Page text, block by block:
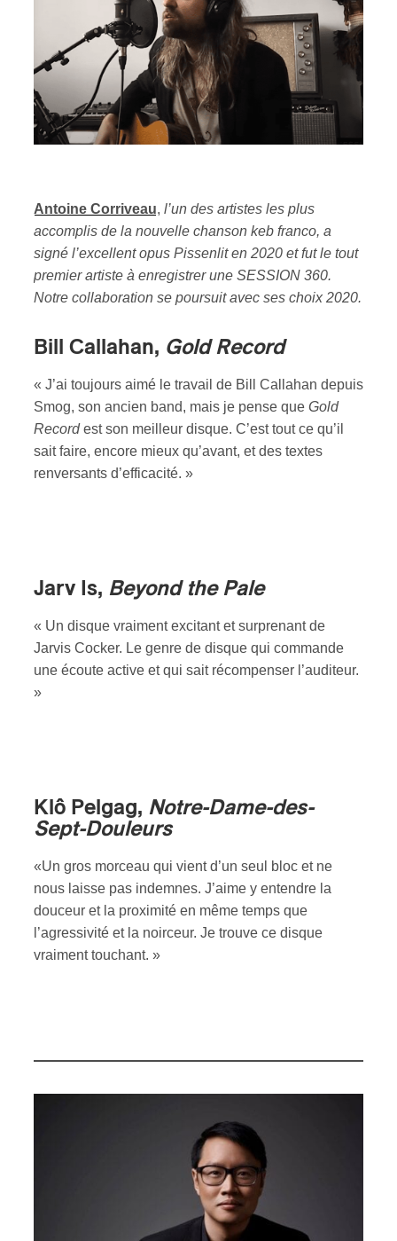
Antoine Corriveau, l’un des artistes les plus
accomplis de la nouvelle chanson keb franco, a
signé l’excellent opus Pissenlit en 2020 et fut le tout
premier artiste à enregistrer une SESSION 360.
Notre collaboration se poursuit avec ses choix 2020.
Bill Callahan, Gold Record
« J’ai toujours aimé le travail de Bill Callahan depuis
Smog, son ancien band, mais je pense que Gold
Recordest son meilleur disque. C’est tout ce qu’il
sait faire, encore mieux qu’avant, et des textes
renversants d’efficacité. »
Jarv Is, Beyond the Pale
« Un disque vraiment excitant et surprenant de
Jarvis Cocker. Le genre de disque qui commande
une écoute active et qui sait récompenser l’auditeur.
»
Klô Pelgag, Notre-Dame-des-
Sept-Douleurs
«Un gros morceau qui vient d’un seul bloc et ne
nous laisse pas indemnes. J’aime y entendre la
douceur et la proximité en même temps que
l’agressivité et la noirceur. Je trouve ce disque
vraiment touchant. »